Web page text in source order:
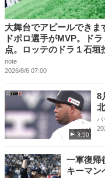
大舞台でアピールでき
ドポロ選手がMVP。ド
点。ロッテのドラ１石
note
2026/8/6 07:00
3:50
8
パ
一軍復帰
キーマン